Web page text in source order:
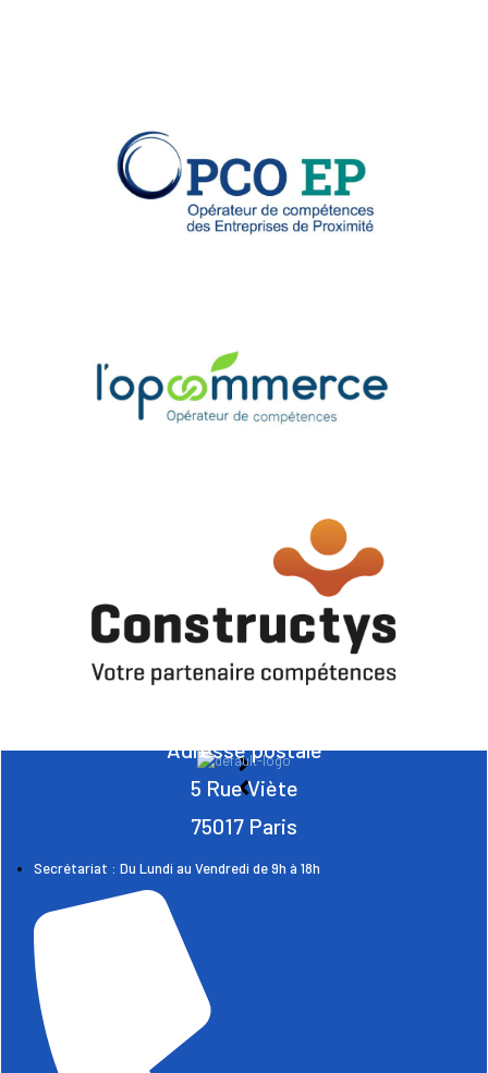
Adresse postale
5 Rue Viète
75017 Paris
Secrétariat : Du Lundi au Vendredi de 9h à 18h